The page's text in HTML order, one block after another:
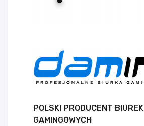
POLSKI PRODUCENT BIUREK
GAMINGOWYCH